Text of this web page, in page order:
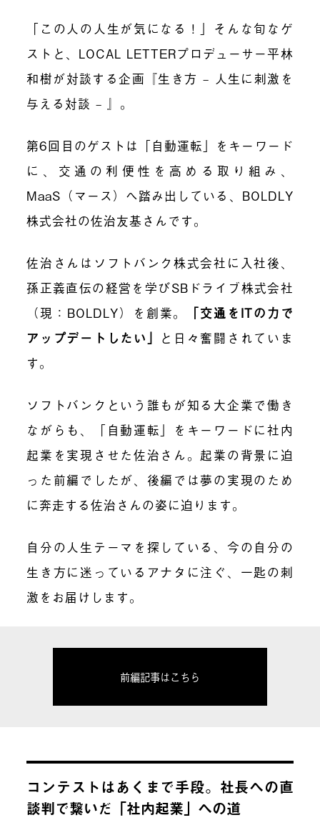
「この人の人生が気になる！」そんな旬なゲ
ストと、LOCAL LETTERプロデューサー平林
和樹が対談する企画『生き方 – 人生に刺激を
与える対談 – 』。
第6回目のゲストは「自動運転」をキーワード
に、交通の利便性を高める取り組み、
MaaS（マース）へ踏み出している、BOLDLY
株式会社の佐治友基さんです。
佐治さんはソフトバンク株式会社に入社後、
孫正義直伝の経営を学びSBドライブ株式会社
（現：BOLDLY）を創業。
「交通をITの力で
アップデートしたい」 と日々奮闘されていま
す。
ソフトバンクという誰もが知る大企業で働き
ながらも、「自動運転」をキーワードに社内
起業を実現させた佐治さん。起業の背景に迫
った前編でしたが、後編では夢の実現のため
に奔走する佐治さんの姿に迫ります。
自分の人生テーマを探している、今の自分の
生き方に迷っているアナタに注ぐ、一匙の刺
激をお届けします。
前編記事はこちら
コンテストはあくまで手段。社長への直
談判で繋いだ「社内起業」への道